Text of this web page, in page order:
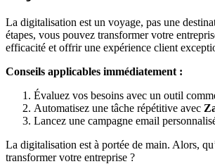
La digitalisation est un voyage, pas une
étapes, vous pouvez transformer votre
efficacité et offrir une expérience client
Conseils applicables immédiatement :
Évaluez vos besoins avec un outil
Automatisez une tâche répétitive avec
Lancez une campagne email
La digitalisation est à portée de main. Alors,
transformer votre entreprise ?